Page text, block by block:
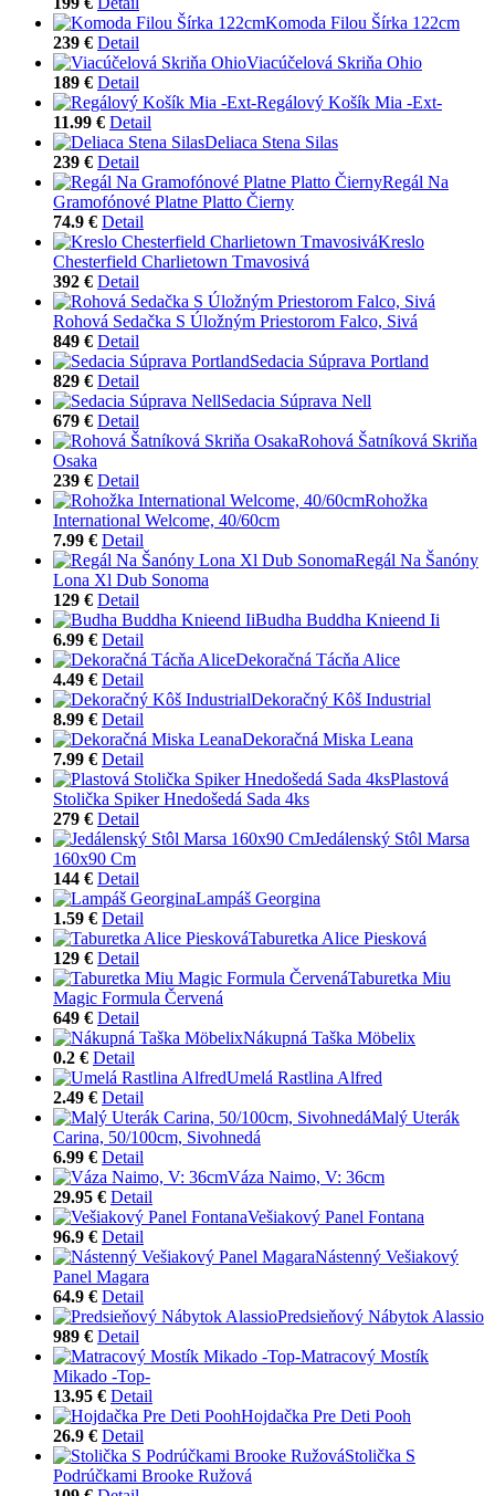
Komoda Filou Šírka 122cm
239 € Detail
Viacúčelová Skriňa Ohio
189 € Detail
Regálový Košík Mia -Ext-
11.99 € Detail
Deliaca Stena Silas
239 € Detail
Regál Na
Gramofónové Platne Platto Čierny
74.9 € Detail
Kreslo
Chesterfield Charlietown Tmavosivá
392 € Detail
Rohová Sedačka S Úložným Priestorom Falco, Sivá
849 € Detail
Sedacia Súprava Portland
829 € Detail
Sedacia Súprava Nell
679 € Detail
Rohová Šatníková Skriňa
Osaka
239 € Detail
Rohožka
International Welcome, 40/60cm
7.99 € Detail
Regál Na Šanóny
Lona Xl Dub Sonoma
129 € Detail
Budha Buddha Knieend Ii
6.99 € Detail
Dekoračná Tácňa Alice
4.49 € Detail
Dekoračný Kôš Industrial
8.99 € Detail
Dekoračná Miska Leana
7.99 € Detail
Plastová
Stolička Spiker Hnedošedá Sada 4ks
279 € Detail
Jedálenský Stôl Marsa
160x90 Cm
144 € Detail
Lampáš Georgina
1.59 € Detail
Taburetka Alice Piesková
129 € Detail
Taburetka Miu
Magic Formula Červená
649 € Detail
Nákupná Taška Möbelix
0.2 € Detail
Umelá Rastlina Alfred
2.49 € Detail
Malý Uterák
Carina, 50/100cm, Sivohnedá
6.99 € Detail
Váza Naimo, V: 36cm
29.95 € Detail
Vešiakový Panel Fontana
96.9 € Detail
Nástenný Vešiakový
Panel Magara
64.9 € Detail
Predsieňový Nábytok Alassio
989 € Detail
Matracový Mostík
Mikado -Top-
13.95 € Detail
Hojdačka Pre Deti Pooh
26.9 € Detail
Stolička S
Podrúčkami Brooke Ružová